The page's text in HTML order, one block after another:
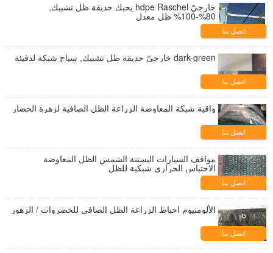
خارجيّ hdpe Raschel يحبك حديقة ظل تشبيك,
80%-100% ظل معدل
اتصل بنا
dark-green خارجيّ حديقة ظل تشبيك, سياج شبكة لدفيئة
اتصل بنا
واقية شبكة المعاوضة الزراعة الظل الصافية لزهرة الخضار
اتصل بنا
مواقف السيارات البستنة الشمس الظل المعاوضة
الاحتباس الحراري شبكية للظل
اتصل بنا
الألومنيوم احباط الزراعة الظل الصافي للخضروات / الزهور
اتصل بنا